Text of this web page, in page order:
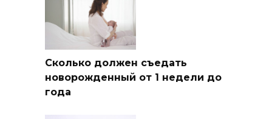
Сколько должен съедать
новорожденный от 1 недели до
года